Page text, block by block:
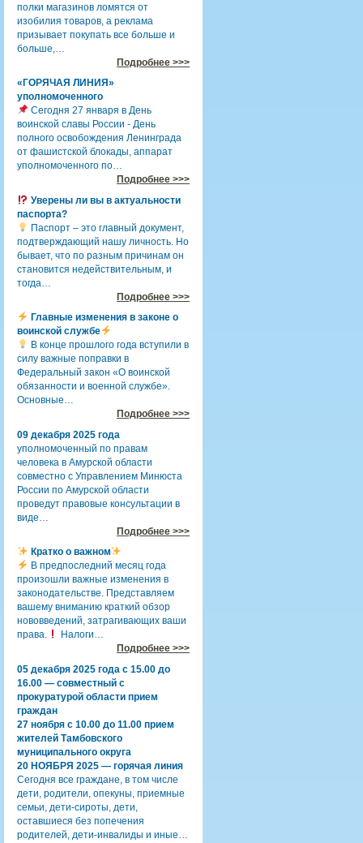
полки магазинов ломятся от
изобилия товаров, а реклама
призывает покупать все больше и
больше,…
Подробнее >>>
«ГОРЯЧАЯ ЛИНИЯ»
уполномоченного
Сегодня 27 января в День
воинской славы России - День
полного освобождения Ленинграда
от фашистской блокады, аппарат
уполномоченного по…
Подробнее >>>
Уверены ли вы в актуальности
паспорта?
Паспорт – это главный документ,
подтверждающий нашу личность. Но
бывает, что по разным причинам он
становится недействительным, и
тогда…
Подробнее >>>
Главные изменения в законе о
воинской службе
В конце прошлого года вступили в
силу важные поправки в
Федеральный закон «О воинской
обязанности и военной службе».
Основные…
Подробнее >>>
09 декабря 2025 года
уполномоченный по правам
человека в Амурской области
совместно с Управлением Минюста
России по Амурской области
проведут правовые консультации в
виде…
Подробнее >>>
Кратко о важном
В предпоследний месяц года
произошли важные изменения в
законодательстве. Представляем
вашему вниманию краткий обзор
нововведений, затрагивающих ваши
права.
Налоги…
Подробнее >>>
05 декабря 2025 года с 15.00 до
16.00 — совместный с
прокуратурой области прием
граждан
27 ноября с 10.00 до 11.00 прием
жителей Тамбовского
муниципального округа
20 НОЯБРЯ 2025 — горячая линия
Сегодня все граждане, в том числе
дети, родители, опекуны, приемные
семьи, дети-сироты, дети,
оставшиеся без попечения
родителей, дети-инвалиды и иные…